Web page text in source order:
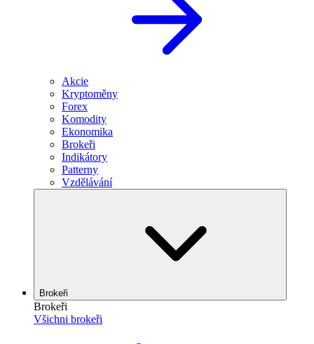
Akcie
Kryptoměny
Forex
Komodity
Ekonomika
Brokeři
Indikátory
Patterny
Vzdělávání
Brokeři
Brokeři
Všichni brokeři